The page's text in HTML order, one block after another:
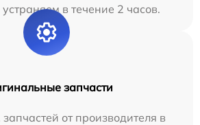
в течение 2 часов.
запчасти
от производителя в